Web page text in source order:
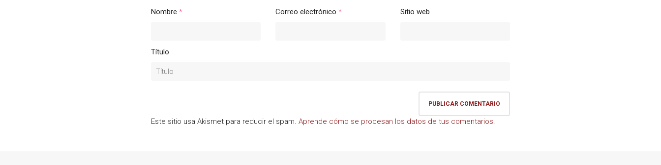
Nombre * Correo electrónico * Sitio web
Título
Este sitio usa Akismet para reducir el spam. Aprende cómo se procesan los datos de tus comentarios.